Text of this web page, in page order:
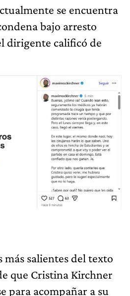
se encuentra
bajo arresto
dirigente calificó de
más salientes del texto
que Cristina Kirchner
para acompañar a su